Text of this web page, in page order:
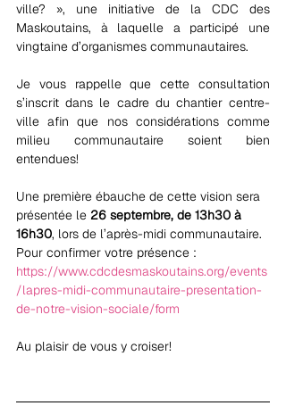
ville? », une initiative de la CDC des
Maskoutains, à laquelle a participé une
vingtaine d’organismes communautaires.
Je vous rappelle que cette consultation
s’inscrit dans le cadre du chantier centre-
ville afin que nos considérations comme
milieu communautaire soient bien
entendues!
Une première ébauche de cette vision sera
présentée le 26 septembre, de 13h30 à
16h30, lors de l’après-midi communautaire.
Pour confirmer votre présence :
https://www.cdcdesmaskoutains.org/events
/lapres-midi-communautaire-presentation-
de-notre-vision-sociale/form
Au plaisir de vous y croiser!